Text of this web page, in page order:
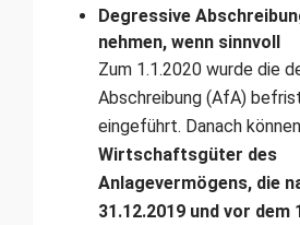
Degressive
nehmen, wenn sinnvoll
Zum 1.1.2020 wurde die
Abschreibung (AfA)
eingeführt. Danach können
Wirtschaftsgüter des
Anlagevermögens, die
31.12.2019 und vor dem